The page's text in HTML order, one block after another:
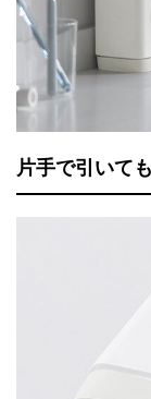
片手で引いて